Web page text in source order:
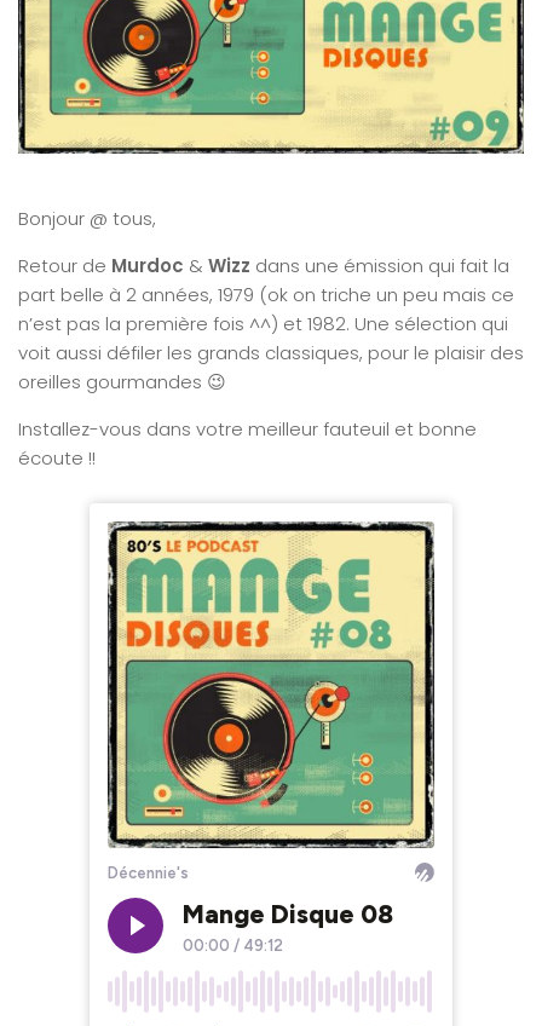
Bonjour @ tous,
Retour de Murdoc & Wizz dans une émission qui fait la
part belle à 2 années, 1979 (ok on triche un peu mais ce
n’est pas la première fois ^^) et 1982. Une sélection qui
voit aussi défiler les grands classiques, pour le plaisir des
oreilles gourmandes 😉
Installez-vous dans votre meilleur fauteuil et bonne
écoute !!